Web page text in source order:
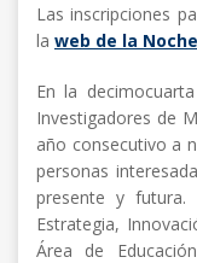
Las inscripciones
la web de la
En la
Investigadores de
año consecutivo a
personas
presente y futura.
Estrategia,
Área de